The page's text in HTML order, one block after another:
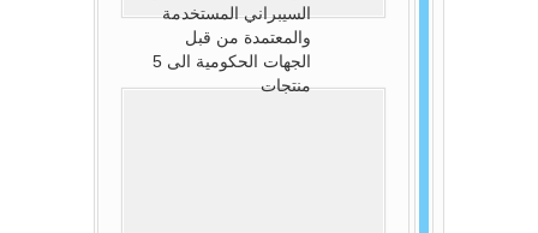
السيبراني المستخدمة
والمعتمدة من قبل
الجهات الحكومية الى 5
منتجات